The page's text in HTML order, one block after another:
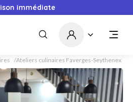
immédiate
Ateliers culinaires Faverges-Seythenex